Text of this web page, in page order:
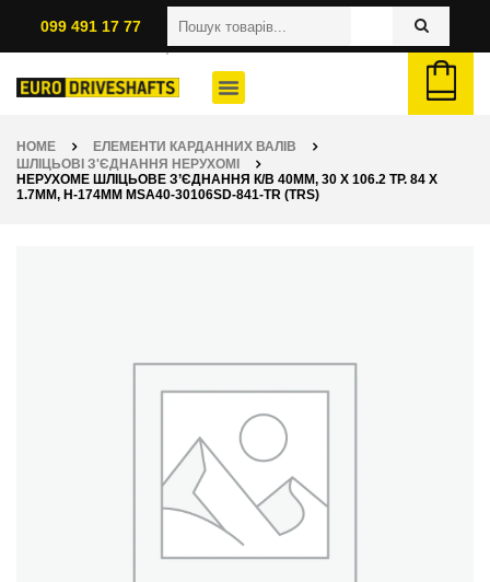
099 491 17 77
HOME
ЕЛЕМЕНТИ КАРДАННИХ ВАЛІВ
ШЛІЦЬОВІ З'ЄДНАННЯ НЕРУХОМІ
НЕРУХОМЕ ШЛІЦЬОВЕ З’ЄДНАННЯ К/В 40ММ, 30 X 106.2 ТР. 84 X
1.7ММ, H-174ММ MSA40-30106SD-841-TR (TRS)